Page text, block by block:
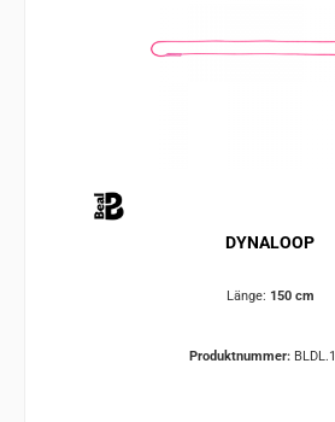
DYNALOOP
Länge: 150 cm
Produktnummer: